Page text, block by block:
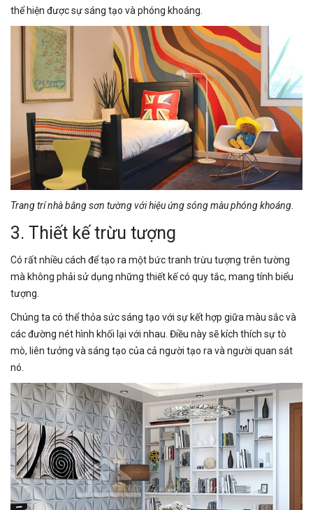
thể hiện được sự sáng tạo và phóng khoáng.
Trang trí nhà bằng sơn tường với hiệu ứng sóng màu phóng khoáng.
3. Thiết kế trừu tượng
Có rất nhiều cách để tạo ra một bức tranh trừu tượng trên tường
mà không phải sử dụng những thiết kế có quy tắc, mang tính biểu
tượng.
Chúng ta có thể thỏa sức sáng tạo với sự kết hợp giữa màu sắc và
các đường nét hình khối lại với nhau. Điều này sẽ kích thích sự tò
mò, liên tưởng và sáng tạo của cả người tạo ra và người quan sát
nó.